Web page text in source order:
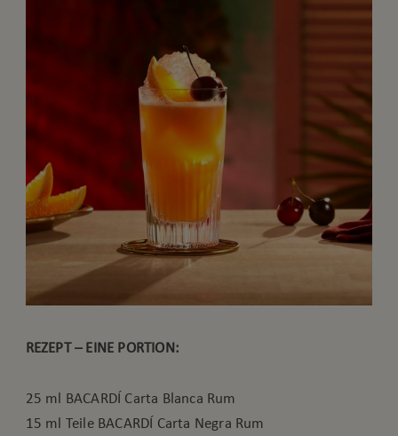
REZEPT – EINE PORTION:
25 ml BACARDÍ Carta Blanca Rum
15 ml Teile BACARDÍ Carta Negra Rum